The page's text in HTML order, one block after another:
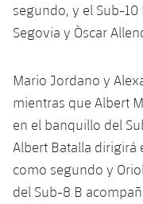
segundo, y el Sub-
Segovia y Òscar
Mario Jordano y
mientras que Albert
en el banquillo del
Albert Batalla dirigirá
como segundo y
del Sub-8 B